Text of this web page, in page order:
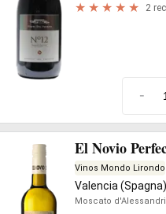
2
-
El Novio
Vinos Mondo Lirondo
Valencia (Spagna)
Moscato